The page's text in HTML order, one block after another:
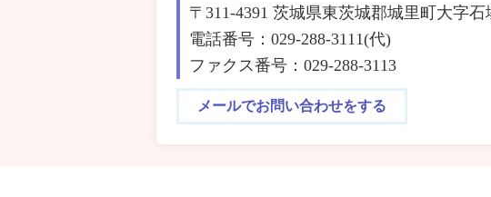
〒311-4391 茨城県東茨城郡城里町大字石
電話番号：029-288-3111(代)
ファクス番号：029-288-3113
メールでお問い合わせをする